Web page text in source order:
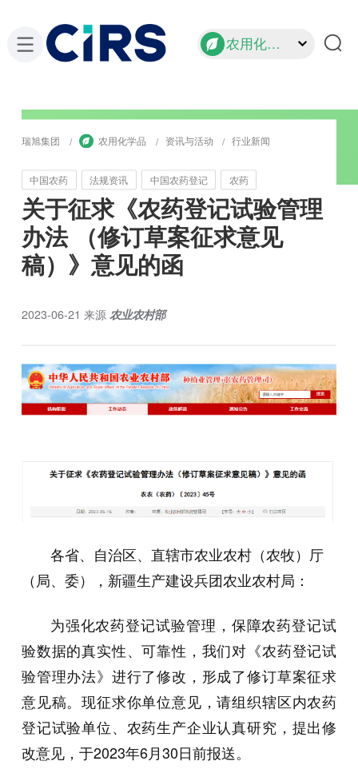
农用化学品
瑞旭集团 农用化学品 资讯与活动 行业新闻
中国农药 法规资讯 中国农药登记 农药
关于征求《农药登记试验管理
办法 （修订草案征求意见
稿）》意见的函
2023-06-21 来源 农业农村部
各省、自治区、直辖市农业农村（农牧）厅
（局、委），新疆生产建设兵团农业农村局：
为强化农药登记试验管理，保障农药登记试
验数据的真实性、可靠性，我们对《农药登记试
验管理办法》进行了修改，形成了修订草案征求
意见稿。现征求你单位意见，请组织辖区内农药
登记试验单位、农药生产企业认真研究，提出修
改意见，于2023年6月30日前报送。